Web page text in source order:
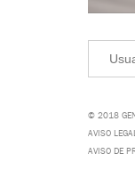
© 2018
AVISO
AVISO DE